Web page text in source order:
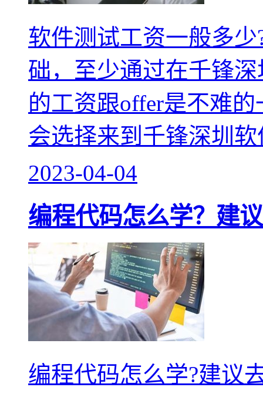
软件测试工资一般多
础，至少通过在千锋
的工资跟offer是不难
会选择来到千锋深圳
2023-04-04
编程代码怎么学？建
编程代码怎么学?建议